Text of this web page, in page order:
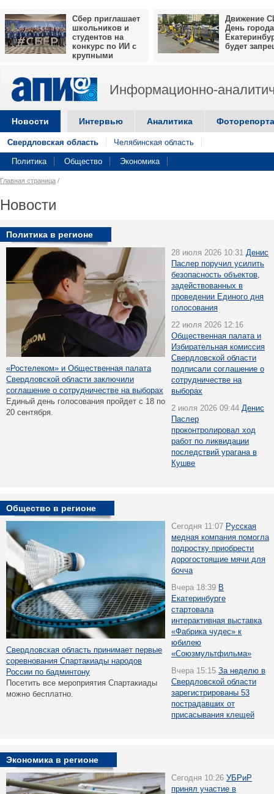
Сбер приглашает
школьников и
студентов на
конкурс по ИИ с
крупными
Движение
День города
будет
Информационно-
Новости Интервью Аналитика
Свердловская область Челябинская область
Политика Общество Экономика
Главная страница /
Новости
Политика в регионе
«Ростелеком» и Общественная палата
Свердловской области заключили
соглашение о сотрудничестве на выборах
Единый день голосования пройдет с 18 по
20 сентября.
28 июля 2026 10:31 Денис
Паслер поручил усилить
безопасность объектов,
задействованных в
проведении Единого дня
голосования
22 июля 2026 12:16
Общественная палата и
Избирательная комиссия
Свердловской области
подписали соглашение о
сотрудничестве на
выборах
2 июля 2026 09:44 Денис
Паслер
проконтролировал ход
работ по ликвидации
последствий урагана в
Кушве
Общество в регионе
Свердловская область принимает первые
соревнования Спартакиады народов
России по бадминтону
Посетить все мероприятия Спартакиады
можно бесплатно.
Сегодня 11:07 Русская
медная компания помогла
подростку приобрести
дорогостоящие мячи для
бочча
Вчера 18:39 В
Екатеринбурге
стартовала
интерактивная выставка
«Фабрика чудес» к
юбилею
«Союзмультфильма»
Вчера 15:15 За неделю в
Свердловской области
зарегистрированы 53
пострадавших от
присасывания клещей
Экономика в регионе
Сегодня 10:26 УБРиР
принял участие в